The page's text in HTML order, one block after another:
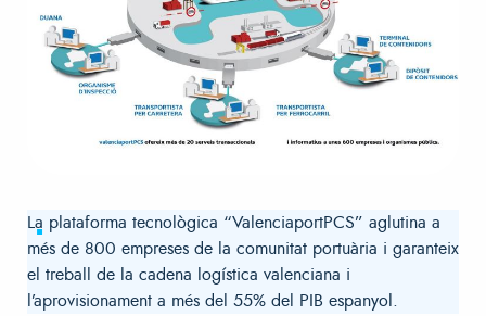
La plataforma tecnològica “ValenciaportPCS” aglutina a
més de 800 empreses de la comunitat portuària i garanteix
el treball de la cadena logística valenciana i
l’aprovisionament a més del 55% del PIB espanyol.